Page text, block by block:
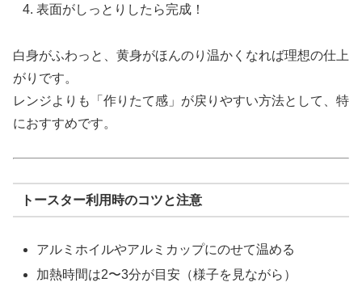
表面がしっとりしたら完成！
白身がふわっと、黄身がほんのり温かくなれば理想の仕上
がりです。
レンジよりも「作りたて感」が戻りやすい方法として、特
におすすめです。
トースター利用時のコツと注意
アルミホイルやアルミカップにのせて温める
加熱時間は2〜3分が目安（様子を見ながら）